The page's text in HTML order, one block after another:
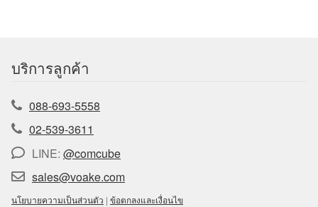
บริการลูกค้า
088-693-5558
02-539-3611
LINE: @comcube
sales@voake.com
นโยบายความเป็นส่วนตัว | ข้อตกลงและเงื่อนไข